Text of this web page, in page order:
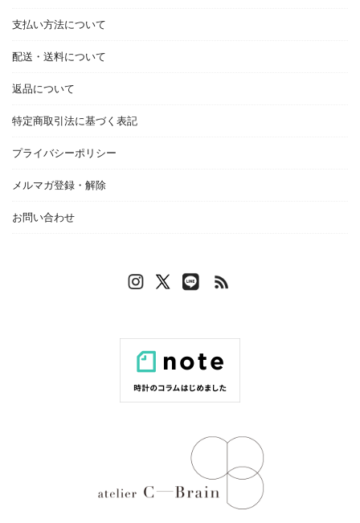
支払い方法について
配送・送料について
返品について
特定商取引法に基づく表記
プライバシーポリシー
メルマガ登録・解除
お問い合わせ